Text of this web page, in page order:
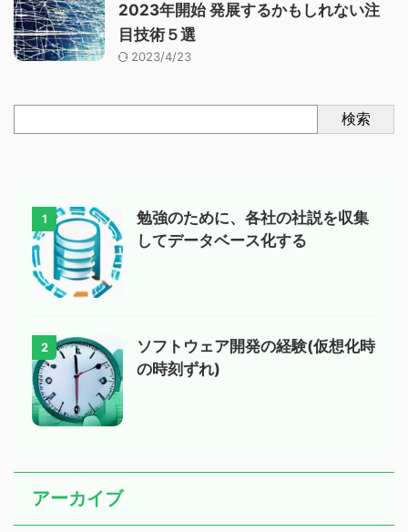
2023年開始 発展するかもしれない注
目技術５選
2023/4/23
検索
1
勉強のために、各社の社説を収集
してデータベース化する
2
ソフトウェア開発の経験(仮想化時
の時刻ずれ)
アーカイブ